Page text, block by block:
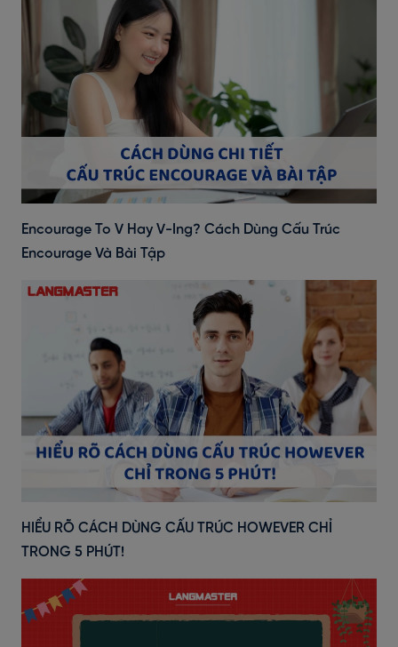
Encourage To V Hay V-Ing? Cách Dùng Cấu Trúc
Encourage Và Bài Tập
HIỂU RÕ CÁCH DÙNG CẤU TRÚC HOWEVER CHỈ
TRONG 5 PHÚT!